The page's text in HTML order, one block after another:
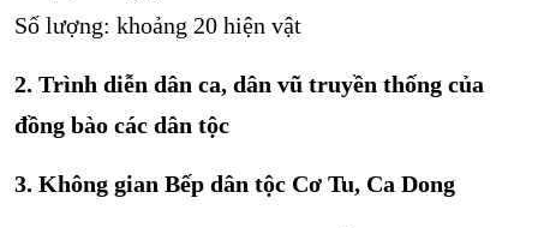
Số lượng: khoảng 20 hiện vật
2. Trình diễn dân ca, dân vũ truyền thống của
đồng bào các dân tộc
3. Không gian Bếp dân tộc Cơ Tu, Ca Dong